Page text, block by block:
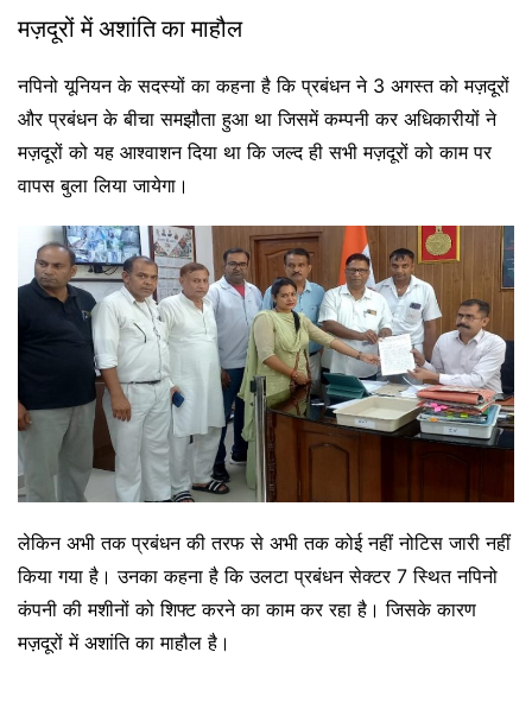
मज़दूरों में अशांति का माहौल
नपिनो यूनियन के सदस्यों का कहना है कि प्रबंधन ने 3 अगस्त को मज़दूरों
और प्रबंधन के बीचा समझौता हुआ था जिसमें कम्पनी कर अधिकारीयों ने
मज़दूरों को यह आश्वाशन दिया था कि जल्द ही सभी मज़दूरों को काम पर
वापस बुला लिया जायेगा।
लेकिन अभी तक प्रबंधन की तरफ से अभी तक कोई नहीं नोटिस जारी नहीं
किया गया है। उनका कहना है कि उलटा प्रबंधन सेक्टर 7 स्थित नपिनो
कंपनी की मशीनों को शिफ्ट करने का काम कर रहा है। जिसके कारण
मज़दूरों में अशांति का माहौल है।